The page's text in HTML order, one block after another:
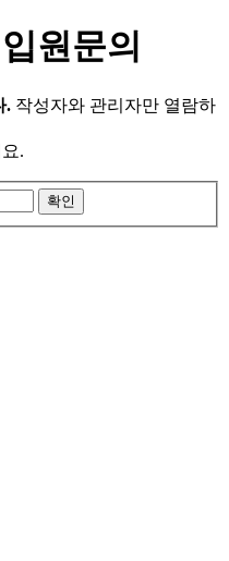
원문의
. 작성자와 관리자만 열람하
.